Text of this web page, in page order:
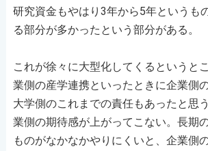
研究資金もやはり3年から5年というも
る部分が多かったという部分がある。
これが徐々に大型化してくるというと
業側の産学連携といったときに企業側
大学側のこれまでの責任もあったと思
業側の期待感が上がってこない。長期
ものがなかなかやりにくいと、企業側